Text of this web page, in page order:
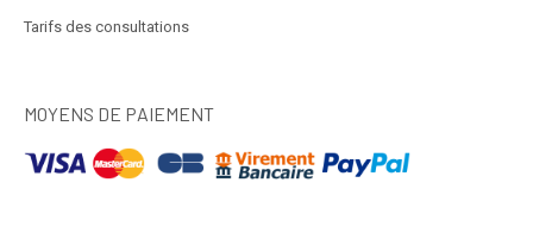
Tarifs des consultations
MOYENS DE PAIEMENT